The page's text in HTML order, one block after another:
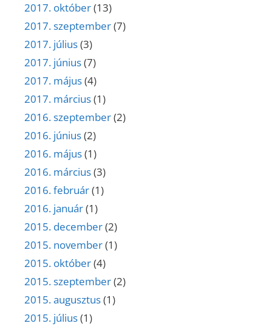
2017. október(13)
2017. szeptember(7)
2017. július(3)
2017. június(7)
2017. május(4)
2017. március(1)
2016. szeptember(2)
2016. június(2)
2016. május(1)
2016. március(3)
2016. február(1)
2016. január(1)
2015. december(2)
2015. november(1)
2015. október(4)
2015. szeptember(2)
2015. augusztus(1)
2015. július(1)